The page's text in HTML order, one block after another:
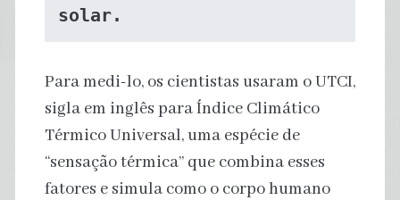
solar.
Para medi-lo, os cientistas usaram o UTCI,
sigla em inglês para Índice Climático
Térmico Universal, uma espécie de
“sensação térmica” que combina esses
fatores e simula como o corpo humano